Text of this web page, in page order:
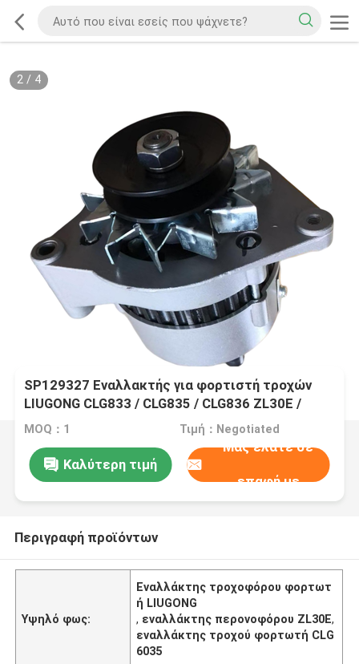
2/ 4
SP129327 Εναλλακτής για φορτιστή τροχών
LIUGONG CLG833 / CLG835 / CLG836 ZL30E /
ZL30F / ZL30G Φορτηγό CLG2030 / CLG2035
Roadroller CLG6032 / CLG6035
MOQ：1 Τιμή：Negotiated
Καλύτερη τιμή
Μας ελάτε σε
επαφή με
Περιγραφή προϊόντων
Υψηλό φως:
Εναλλάκτης τροχοφόρου φορτωτ
ή LIUGONG
, εναλλάκτης περονοφόρου ZL30E,
εναλλάκτης τροχού φορτωτή CLG
6035